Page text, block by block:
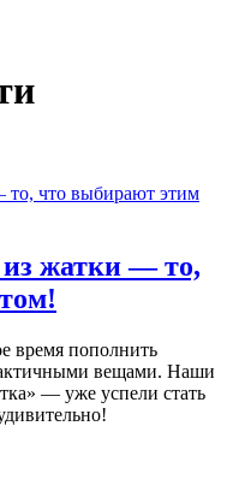
жатки — то,
время пополнить
вещами. Наши
— уже успели стать